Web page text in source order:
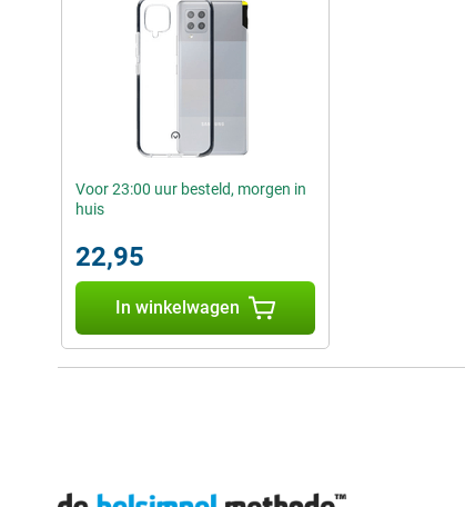
Voor 23:00 uur besteld, morgen in
huis
22,95
In winkelwagen